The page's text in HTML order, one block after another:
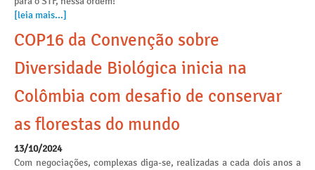
[leia mais...]
COP16 da Convenção sobre
Diversidade Biológica inicia na
Colômbia com desafio de conservar
as florestas do mundo
13/10/2024
Com negociações, complexas diga-se, realizadas a cada dois anos a